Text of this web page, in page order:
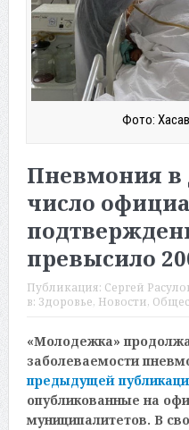
Фото:
Пневмония в
число
превысило
Публикация: Сергей
в: Здоровье, Новости,
«Молодежка»
заболеваемости
предыдущей
опубликованные на
муниципалитетов. В